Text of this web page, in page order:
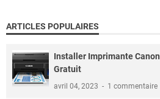
ARTICLES POPULAIRES
Installer Imprimante
Gratuit
avril 04, 2023 1 commentaire